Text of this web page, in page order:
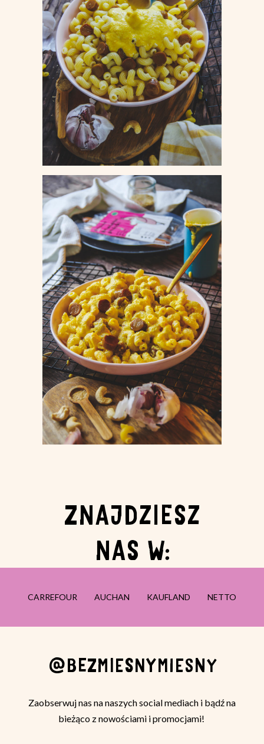
ZNAJDZIESZ
NAS W:
CARREFOUR AUCHAN KAUFLAND NETTO
@BEZMIESNYMIESNY
Zaobserwuj nas na naszych social mediach i bądź na
bieżąco z nowościami i promocjami!